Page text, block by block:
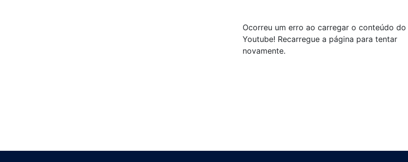
Ocorreu um erro ao carregar o conteúdo do
Youtube! Recarregue a página para tentar
novamente.